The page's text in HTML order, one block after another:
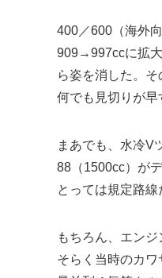
400／600（海外
909→997ccに拡
ら姿を消した。
何でも見切りが早
まあでも、水冷V
88（1500cc）が
とっては規定路線
もちろん、エン
そらく当時のカ